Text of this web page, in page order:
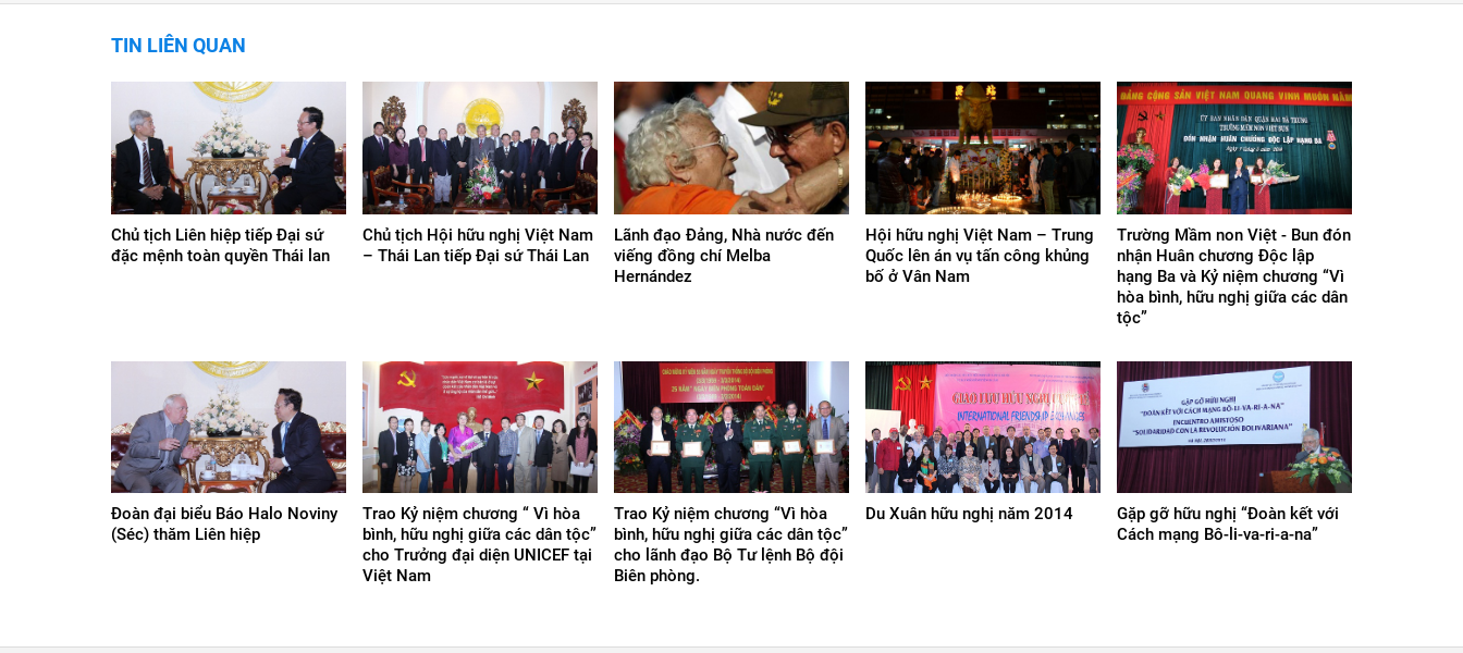
TIN LIÊN QUAN
Chủ tịch Liên hiệp tiếp Đại sứ
đặc mệnh toàn quyền Thái lan
Chủ tịch Hội hữu nghị Việt Nam
– Thái Lan tiếp Đại sứ Thái Lan
Lãnh đạo Đảng, Nhà nước đến
viếng đồng chí Melba
Hernández
Hội hữu nghị Việt Nam – Trung
Quốc lên án vụ tấn công khủng
bố ở Vân Nam
Trường Mầm non Việt - Bun đón
nhận Huân chương Độc lập
hạng Ba và Kỷ niệm chương “Vì
hòa bình, hữu nghị giữa các dân
tộc”
Đoàn đại biểu Báo Halo Noviny
(Séc) thăm Liên hiệp
Trao Kỷ niệm chương “ Vì hòa
bình, hữu nghị giữa các dân tộc”
cho Trưởng đại diện UNICEF tại
Việt Nam
Trao Kỷ niệm chương “Vì hòa
bình, hữu nghị giữa các dân tộc”
cho lãnh đạo Bộ Tư lệnh Bộ đội
Biên phòng.
Du Xuân hữu nghị năm 2014
Gặp gỡ hữu nghị “Đoàn kết với
Cách mạng Bô-li-va-ri-a-na”